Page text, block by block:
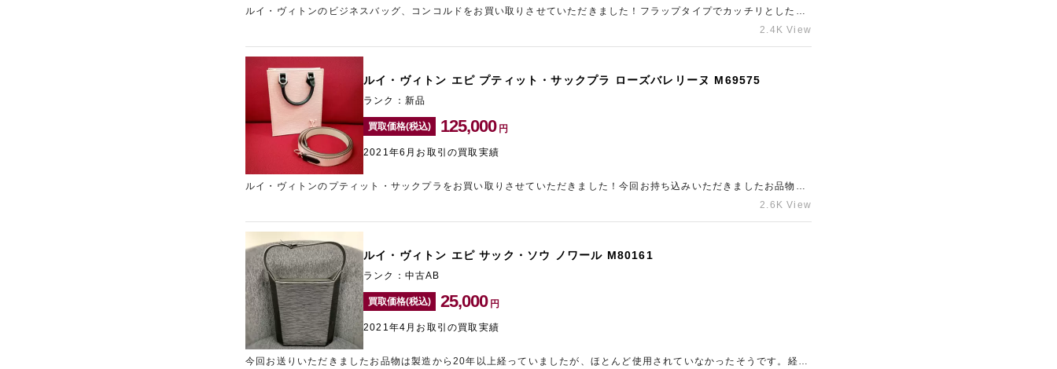
ルイ・ヴィトンのビジネスバッグ、コンコルドをお買い取りさせていただきました！フラップタイプでカッチリとしたフ
ォルムにゴールドの金具に、少し長めのハンドルはワンショルダーとしても使用できる、デザイン性と機能性が共に高い
たが、できる限りの金額をご提示させていただきました。ご自宅に保管したままのお品物はございませんか？大切な思い
出のバッグ、しっかりとした金額でお買い取りさせていただきます！ぜひギャラリーレアまでお送りください！
2.4K View
ルイ・ヴィトン エピ プティット・サックプラ ローズバレリーヌ M69575
ランク：新品
買取価格(税込) 125,000 円
2021年6月お取引の買取実績
ルイ・ヴィトンのプティット・サックプラをお買い取りさせていただきました！今回お持ち込みいただきましたお品物
は、ご使用いただいていない状態ではありましたが若干の保管傷が見受けられましたため、未使用品として目一杯の価格
す。もちろん、どんな状態であってもお買い取りは可能です！傷や汚れのついてしまっているお品物もお任せください！
ギャラリーレアでは、ルイ・ヴィトンの製品を高価買取しております。売却をご検討の際は、ぜひ一度ご相談くださいま
せ！
2.6K View
ルイ・ヴィトン エピ サック・ソウ ノワール M80161
ランク：中古AB
買取価格(税込) 25,000 円
2021年4月お取引の買取実績
今回お送りいただきましたお品物は製造から20年以上経っていましたが、ほとんど使用されていなかったそうです。経年